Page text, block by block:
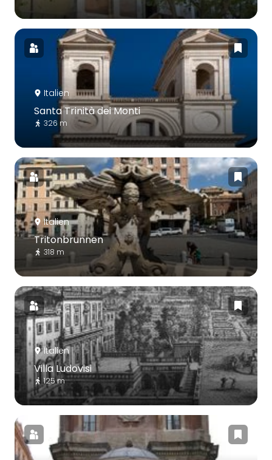
Italien
Santa Trinità dei Monti
326 m
Italien
Tritonbrunnen
318 m
Italien
Villa Ludovisi
125 m